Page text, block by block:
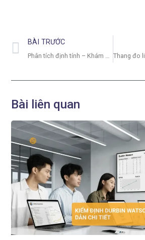
BÀI TRƯỚC
Phân tích định tính – Khám phá nghiên cứu khoa học xã hội và nhân văn
Bài liên quan